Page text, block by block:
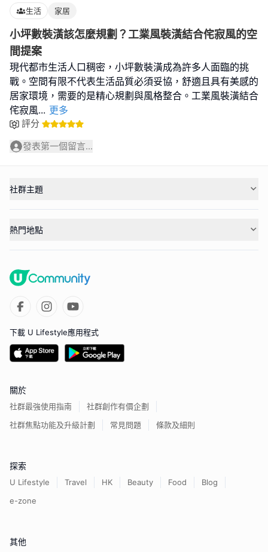
生活 家居
小坪數裝潢該怎麼規劃？工業風裝潢結合侘寂風的空
間提案
現代都市生活人口稠密，小坪數裝潢成為許多人面臨的挑
戰。空間有限不代表生活品質必須妥協，舒適且具有美感的
居家環境，需要的是精心規劃與風格整合。工業風裝潢結合
侘寂風... 更多
評分
發表第一個留言...
社群主題
熱門地點
下載 U Lifestyle應用程式
關於
社群最強使用指南
社群創作有價企劃
社群焦點功能及升級計劃
常見問題 條款及細則
探索
U Lifestyle Travel HK Beauty Food
Blog
e-zone
其他